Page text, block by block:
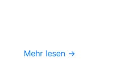
Mehr lesen →